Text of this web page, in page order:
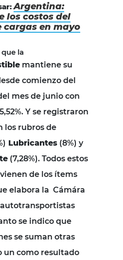
Argentina:
los costos del
cargas en mayo
la
mantiene su
comienzo del
mes de junio con
Y se registraron
los rubros de
Lubricantes (8%) y
(7,28%). Todos estos
de los ítems
elabora la Cámára
se indico que
se suman otras
un como resultado